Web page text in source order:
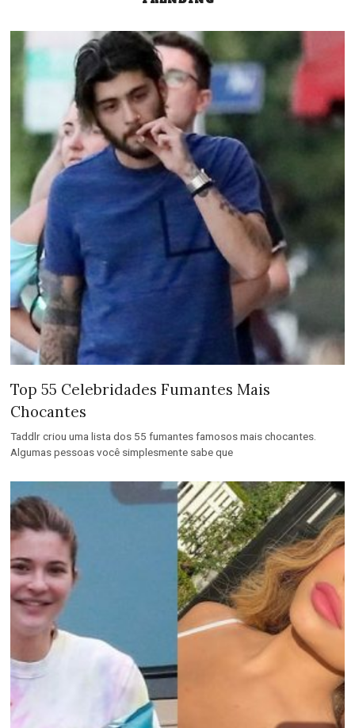
Top 55 Celebridades Fumantes Mais
Chocantes
Taddlr criou uma lista dos 55 fumantes famosos mais chocantes.
Algumas pessoas você simplesmente sabe que